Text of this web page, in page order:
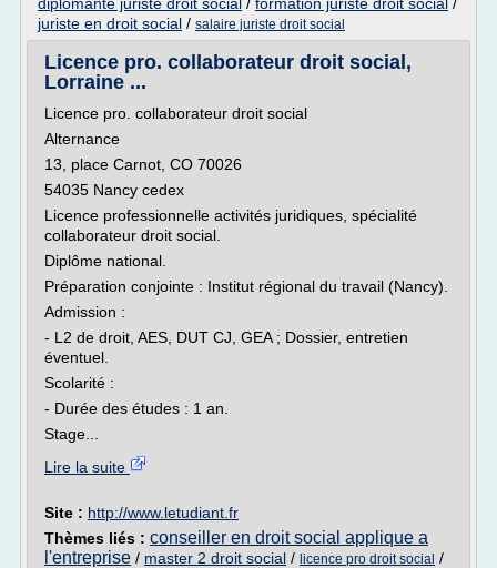
juriste en droit social / salaire juriste droit social
Licence pro. collaborateur droit social,
Lorraine ...
Licence pro. collaborateur droit social
Alternance
13, place Carnot, CO 70026
54035 Nancy cedex
Licence professionnelle activités juridiques, spécialité
collaborateur droit social.
Diplôme national.
Préparation conjointe : Institut régional du travail (Nancy).
Admission :
- L2 de droit, AES, DUT CJ, GEA ; Dossier, entretien
éventuel.
Scolarité :
- Durée des études : 1 an.
Stage...
Lire la suite
Site : http://www.letudiant.fr
Thèmes liés : conseiller en droit social applique a
l'entreprise / master 2 droit social / licence pro droit social /